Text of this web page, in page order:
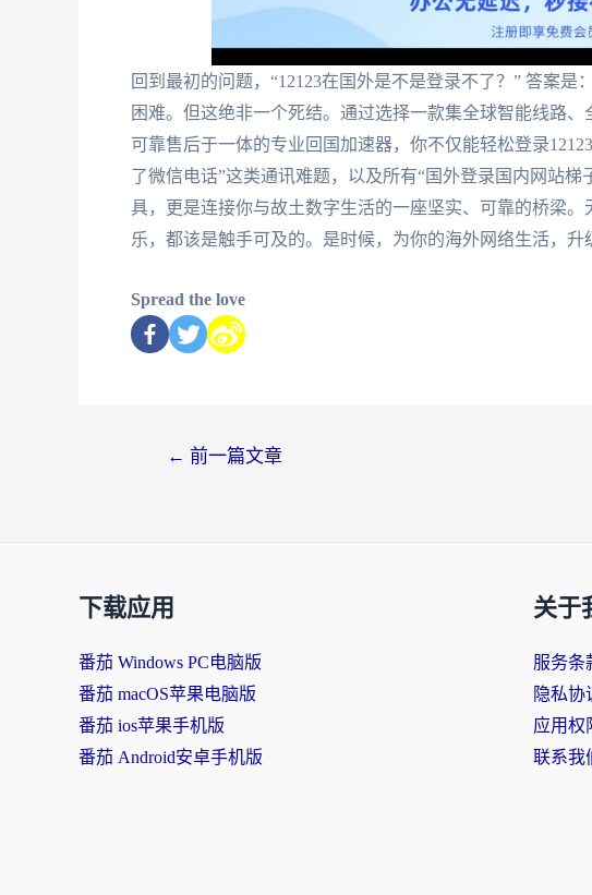
回到最初的问题，“12123在国外是不是登录不了？” 答案
困难。但这绝非一个死结。通过选择一款集全球智能线路
可靠售后于一体的专业回国加速器，你不仅能轻松登录
了微信电话”这类通讯难题，以及所有“国外登录国内网站
具，更是连接你与故土数字生活的一座坚实、可靠的桥梁
乐，都该是触手可及的。是时候，为你的海外网络生活，升
Spread the love
← 前一篇文章
下载应用
番茄 Windows PC电脑版
番茄 macOS苹果电脑版
番茄 ios苹果手机版
番茄 Android安卓手机版
关于
服务条
隐私协
应用权
联系我